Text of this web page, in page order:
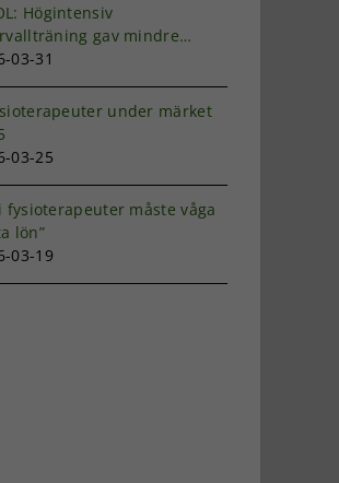
Högintensiv
gav mindre
03-31
under märket
03-25
fysioterapeuter måste våga
lön”
03-19